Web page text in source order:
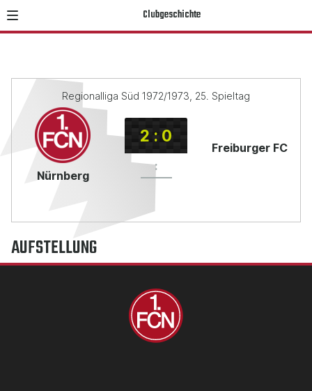
Clubgeschichte
Regionalliga Süd 1972/1973, 25. Spieltag
Nürnberg
2 : 0
:
Freiburger FC
AUFSTELLUNG